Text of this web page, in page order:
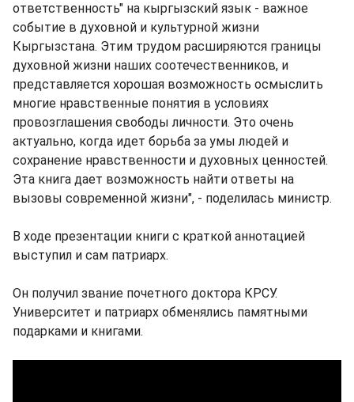
ответственность" на кыргызский язык - важное
событие в духовной и культурной жизни
Кыргызстана. Этим трудом расширяются границы
духовной жизни наших соотечественников, и
представляется хорошая возможность осмыслить
многие нравственные понятия в условиях
провозглашения свободы личности. Это очень
актуально, когда идет борьба за умы людей и
сохранение нравственности и духовных ценностей.
Эта книга дает возможность найти ответы на
вызовы современной жизни", - поделилась министр.
В ходе презентации книги с краткой аннотацией
выступил и сам патриарх.
Он получил звание почетного доктора КРСУ.
Университет и патриарх обменялись памятными
подарками и книгами.